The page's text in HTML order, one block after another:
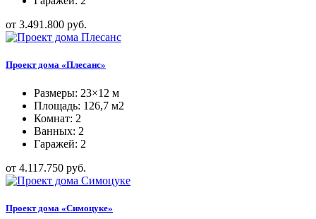
от 3.491.800 руб.
Проект дома «Плесанс»
Размеры: 23×12 м
Площадь: 126,7 м2
Комнат: 2
Ванных: 2
Гаражей: 2
от 4.117.750 руб.
Проект дома «Симоцуке»